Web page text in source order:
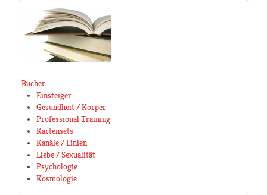
Bücher
Einsteiger
Gesundheit / Körper
Professional Training
Kartensets
Kanäle / Linien
Liebe / Sexualität
Psychologie
Kosmologie